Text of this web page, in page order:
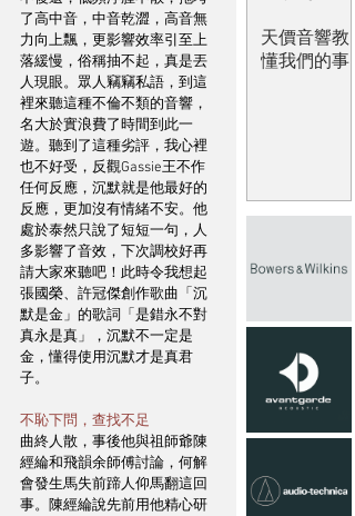
了高中音，中音乾澀，高音無
力向上飄，更影響效率引至上
落緩慢，俗稱抽不起，真是丟
人現眼。眾人竊竊私語，到這
裡來聽這種不倫不類的音響，
名大於實浪費了時間到此一
遊。聽到了這種劣評，我心裡
也不好受，反觀Gassie王不作
任何反應，沉默就是他最好的
反應，更加沒有情緒不安。他
處於泰然只說了短短一句，人
多影響了音效，下次調校好再
請大家來聽吧！此時令我想起
張國榮、許冠傑創作歌曲「沉
默是金」的歌詞「是錯永不對
真永是真」，沉默不一定是
金，懂得使用沉默才是真君
子。
不恥下問，查找不足
曲終人散，事後他與祖師爺陳
經綸和飛韻余師傅討論，何解
會發生馬失前蹄人仰馬翻這回
事。陳經綸說先前用他精心研
天價音響教
懂我們的事